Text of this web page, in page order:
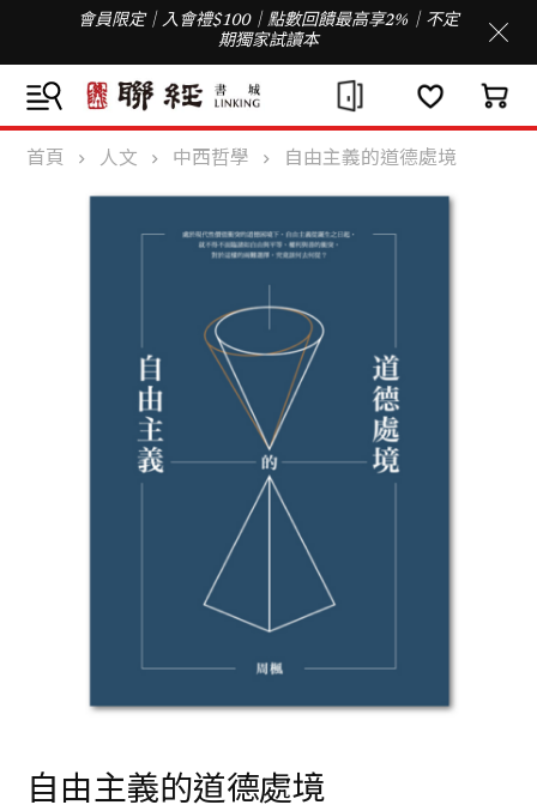
會員限定｜入會禮$100｜點數回饋最高享2%｜不定
期獨家試讀本
首頁 人文 中西哲學 自由主義的道德處境
自由主義的道德處境